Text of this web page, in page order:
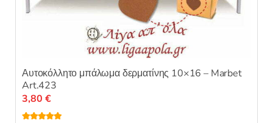
Αυτοκόλλητο μπάλωμα δερματίνης 10×16 – Marbet
Art.423
3,80 €